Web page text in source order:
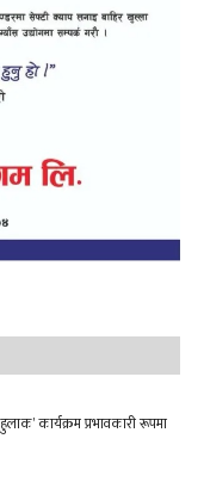
कार्यक्रम प्रभावकारी रूपमा